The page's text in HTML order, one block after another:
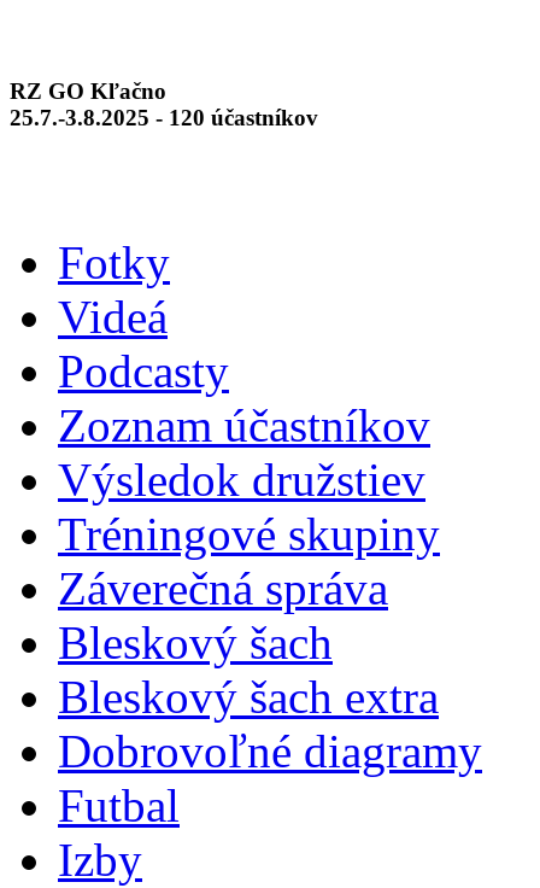
RZ GO Kľačno
25.7.-3.8.2025 - 120 účastníkov
Fotky
Videá
Podcasty
Zoznam účastníkov
Výsledok družstiev
Tréningové skupiny
Záverečná správa
Bleskový šach
Bleskový šach extra
Dobrovoľné diagramy
Futbal
Izby